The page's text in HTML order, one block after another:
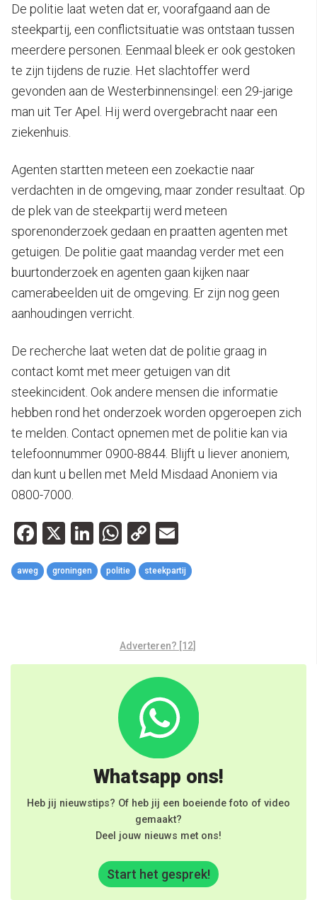
De politie laat weten dat er, voorafgaand aan de
steekpartij, een conflictsituatie was ontstaan tussen
meerdere personen. Eenmaal bleek er ook gestoken
te zijn tijdens de ruzie. Het slachtoffer werd
gevonden aan de Westerbinnensingel: een 29-jarige
man uit Ter Apel. Hij werd overgebracht naar een
ziekenhuis.
Agenten startten meteen een zoekactie naar
verdachten in de omgeving, maar zonder resultaat. Op
de plek van de steekpartij werd meteen
sporenonderzoek gedaan en praatten agenten met
getuigen. De politie gaat maandag verder met een
buurtonderzoek en agenten gaan kijken naar
camerabeelden uit de omgeving. Er zijn nog geen
aanhoudingen verricht.
De recherche laat weten dat de politie graag in
contact komt met meer getuigen van dit
steekincident. Ook andere mensen die informatie
hebben rond het onderzoek worden opgeroepen zich
te melden. Contact opnemen met de politie kan via
telefoonnummer 0900-8844. Blijft u liever anoniem,
dan kunt u bellen met Meld Misdaad Anoniem via
0800-7000.
Facebook
X LinkedIn
WhatsApp
Copy
Link
aweg groningen politie steekpartij
Adverteren? [12]
Whatsapp ons!
Heb jij nieuwstips? Of heb jij een boeiende foto of video
gemaakt?
Deel jouw nieuws met ons!
Start het gesprek!